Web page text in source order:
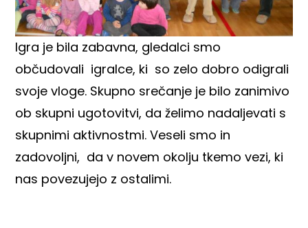
Igra je bila zabavna, gledalci smo
občudovali igralce, ki so zelo dobro odigrali
svoje vloge. Skupno srečanje je bilo zanimivo
ob skupni ugotovitvi, da želimo nadaljevati s
skupnimi aktivnostmi. Veseli smo in
zadovoljni, da v novem okolju tkemo vezi, ki
nas povezujejo z ostalimi.